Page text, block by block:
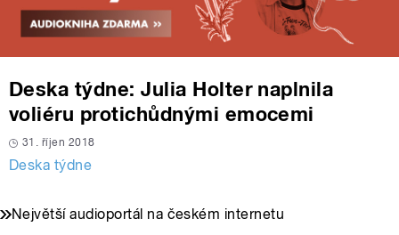
Deska týdne: Julia Holter naplnila
voliéru protichůdnými emocemi
31. říjen 2018
Deska týdne
Největší audioportál na českém internetu